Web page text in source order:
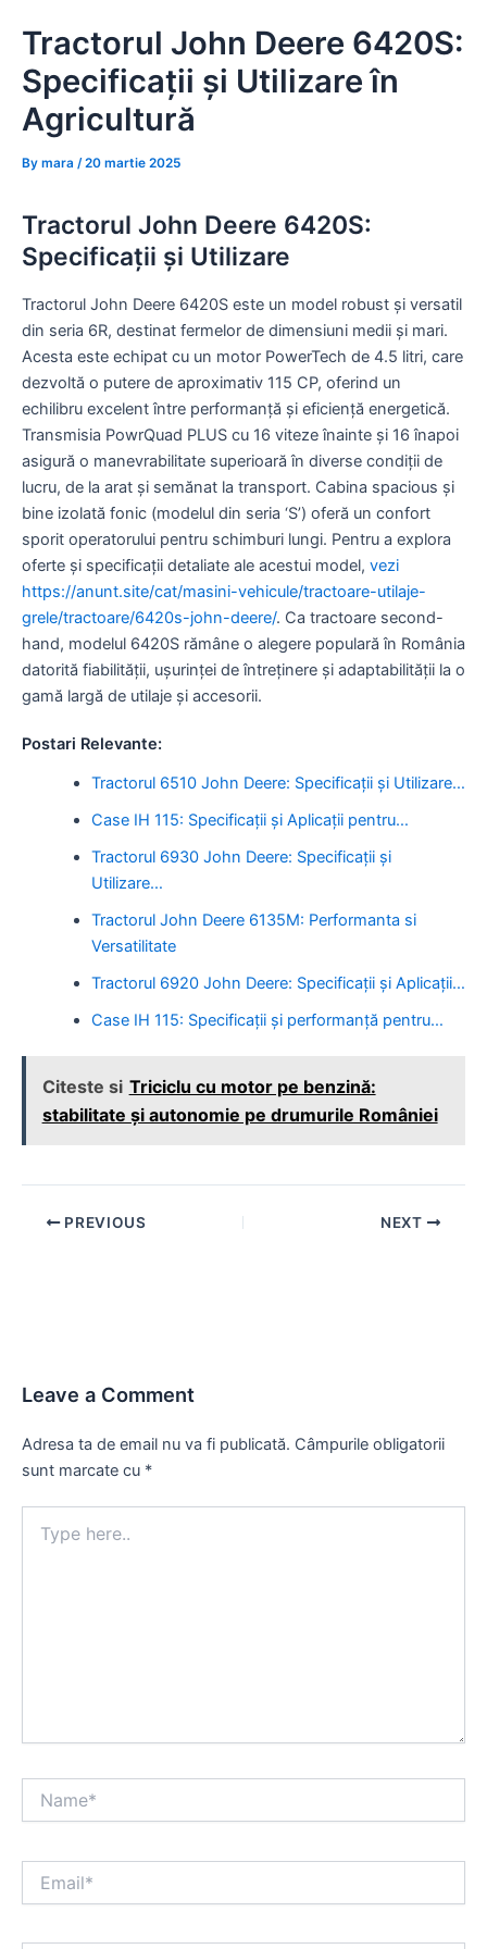
content
Tractorul John Deere 6420S:
Specificații și Utilizare în
Agricultură
By mara /20 martie 2025
Tractorul John Deere 6420S:
Specificații și Utilizare
Tractorul John Deere 6420S este un model robust și versatil
din seria 6R, destinat fermelor de dimensiuni medii și mari.
Acesta este echipat cu un motor PowerTech de 4.5 litri, care
dezvoltă o putere de aproximativ 115 CP, oferind un
echilibru excelent între performanță și eficiență energetică.
Transmisia PowrQuad PLUS cu 16 viteze înainte și 16 înapoi
asigură o manevrabilitate superioară în diverse condiții de
lucru, de la arat și semănat la transport. Cabina spacious și
bine izolată fonic (modelul din seria ‘S’) oferă un confort
sporit operatorului pentru schimburi lungi. Pentru a explora
oferte și specificații detaliate ale acestui model, vezi
https://anunt.site/cat/masini-vehicule/tractoare-utilaje-
grele/tractoare/6420s-john-deere/. Ca tractoare second-
hand, modelul 6420S rămâne o alegere populară în România
datorită fiabilității, ușurinței de întreținere și adaptabilității la o
gamă largă de utilaje și accesorii.
Postari Relevante:
Tractorul 6510 John Deere: Specificații și Utilizare…
Case IH 115: Specificații și Aplicații pentru…
Tractorul 6930 John Deere: Specificații și
Utilizare…
Tractorul John Deere 6135M: Performanta si
Versatilitate
Tractorul 6920 John Deere: Specificații și Aplicații…
Case IH 115: Specificații și performanță pentru…
Citeste si Triciclu cu motor pe benzină:
stabilitate și autonomie pe drumurile României
Post PREVIOUS NEXT
Leave a Comment
Adresa ta de email nu va fi publicată. Câmpurile obligatorii
sunt marcate cu *
here..